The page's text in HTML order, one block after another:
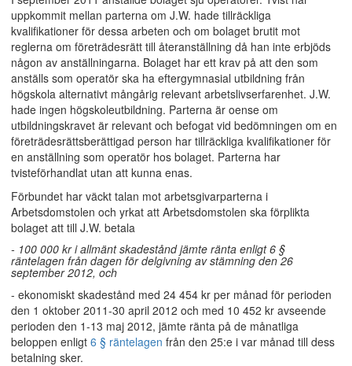
uppkommit mellan parterna om J.W. hade tillräckliga
kvalifikationer för dessa arbeten och om bolaget brutit mot
reglerna om företrädesrätt till återanställning då han inte erbjöds
någon av anställningarna. Bolaget har ett krav på att den som
anställs som operatör ska ha eftergymnasial utbildning från
högskola alternativt mångårig relevant arbetslivserfarenhet. J.W.
hade ingen högskoleutbildning. Parterna är oense om
utbildningskravet är relevant och befogat vid bedömningen om en
företrädesrättsberättigad person har tillräckliga kvalifikationer för
en anställning som operatör hos bolaget. Parterna har
tvisteförhandlat utan att kunna enas.
Förbundet har väckt talan mot arbetsgivarparterna i
Arbetsdomstolen och yrkat att Arbetsdomstolen ska förplikta
bolaget att till J.W. betala
- 100 000 kr i allmänt skadestånd jämte ränta enligt 6 §
räntelagen från dagen för delgivning av stämning den 26
september 2012, och
- ekonomiskt skadestånd med 24 454 kr per månad för perioden
den 1 oktober 2011-30 april 2012 och med 10 452 kr avseende
perioden den 1-13 maj 2012, jämte ränta på de månatliga
beloppen enligt 6 § räntelagen från den 25:e i var månad till dess
betalning sker.